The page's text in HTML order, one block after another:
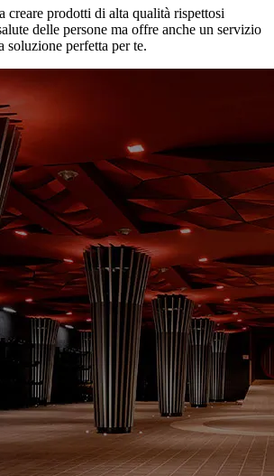
prodotti di alta qualità rispettosi
delle persone ma offre anche un servizio
soluzione perfetta per te.